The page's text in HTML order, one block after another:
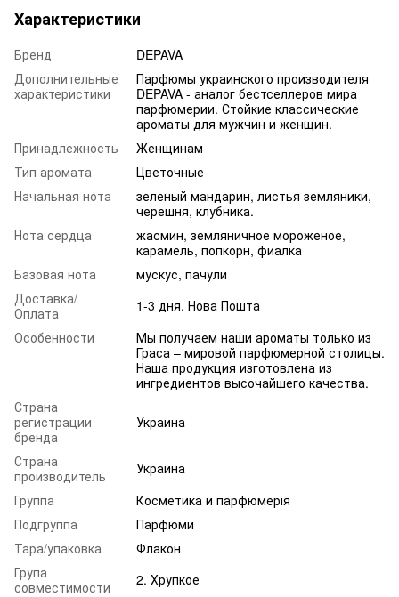
Характеристики
Бренд
DEPAVA
Дополнительные
характеристики
Парфюмы украинского производителя
DEPAVA - аналог бестселлеров мира
парфюмерии. Стойкие классические
ароматы для мужчин и женщин.
Принадлежность
Женщинам
Тип аромата
Цветочные
Начальная нота
зеленый мандарин, листья земляники,
черешня, клубника.
Нота сердца
жасмин, земляничное мороженое,
карамель, попкорн, фиалка
Базовая нота
мускус, пачули
Доставка/
Оплата
1-3 дня. Нова Пошта
Особенности
Мы получаем наши ароматы только из
Граса – мировой парфюмерной столицы.
Наша продукция изготовлена из
ингредиентов высочайшего качества.
Страна
регистрации
бренда
Украина
Страна
производитель
Украина
Группа
Косметика и парфюмерія
Подгруппа
Парфюми
Тара/упаковка
Флакон
Група
совместимости
2. Хрупкое